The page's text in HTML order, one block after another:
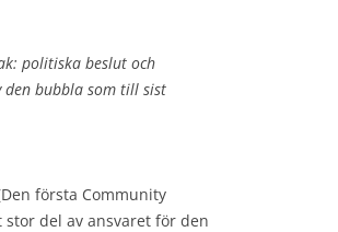
politiska beslut och
den bubbla som till sist
första Community
stor del av ansvaret för den